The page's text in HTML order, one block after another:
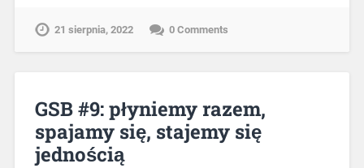
21 sierpnia, 2022 0 Comments
GSB #9: płyniemy razem,
spajamy się, stajemy się
jednością